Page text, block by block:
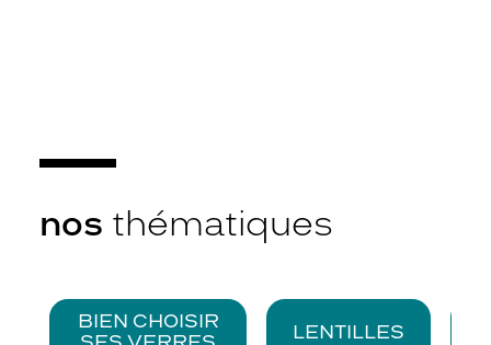
nos thématiques
BIEN CHOISIR
LENTILLES